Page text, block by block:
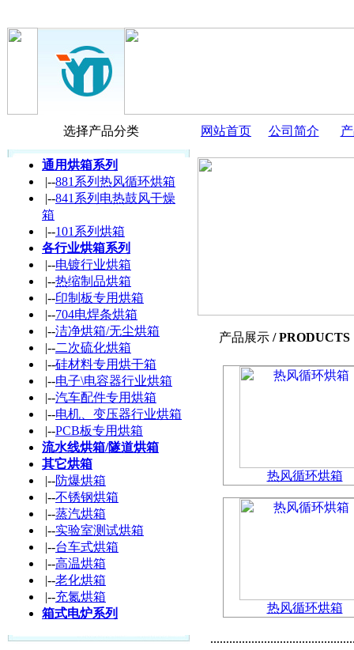
选择产品分类 网站首页 公司简介
通用烘箱系列
|--881系列热风循环烘箱
|--841系列电热鼓风干燥
箱
|--101系列烘箱
各行业烘箱系列
|--电镀行业烘箱
|--热缩制品烘箱
|--印制板专用烘箱
|--704电焊条烘箱
|--洁净烘箱/无尘烘箱
|--二次硫化烘箱
|--硅材料专用烘干箱
|--电子\电容器行业烘箱
|--汽车配件专用烘箱
|--电机、变压器行业烘箱
|--PCB板专用烘箱
流水线烘箱/隧道烘箱
其它烘箱
|--防爆烘箱
|--不锈钢烘箱
|--蒸汽烘箱
|--实验室测试烘箱
|--台车式烘箱
|--高温烘箱
|--老化烘箱
|--充氮烘箱
箱式电炉系列
产品展示 / PRODUCTS
热风循环烘箱
热风循环烘箱